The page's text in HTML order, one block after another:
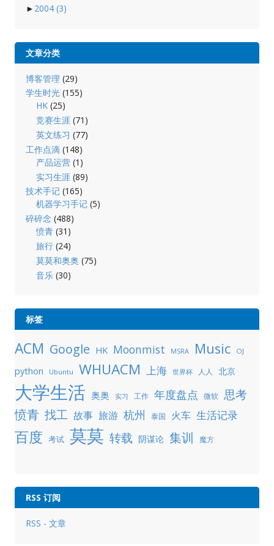
► 2004 (3)
文章分类
博客管理 (29)
学生时光(155)
HK (25)
竞赛生涯 (71)
英文练习 (77)
工作点滴(148)
产品运营 (1)
实习生涯 (89)
技术手记(165)
机器学习手记 (5)
碎碎念 (488)
愤青 (31)
旅行 (24)
莫莫和奥奥 (75)
音乐 (30)
标签
ACM Google HK Moonmist MSRA Music OJ
python Ubuntu WHUACM 上海 世界杯 人人 北京
大学生活 奥奥 实习 工作 年度盘点 微软 思考
愤青 找工 故事 旅游 杭州 泰国 火车 生活记录
百度 考试 莫莫 转载 阴谋论 集训 魔方
RSS 订阅
RSS - 文章